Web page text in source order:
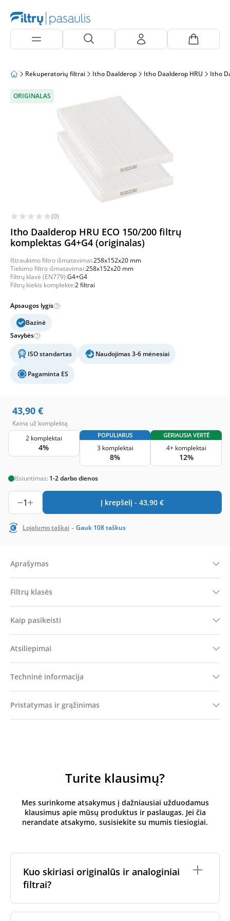
Rekuperatorių filtrai Itho Daalderop Itho Daalderop HRU Itho
ORIGINALAS
(0)
Itho Daalderop HRU ECO 150/200 filtrų
komplektas G4+G4 (originalas)
Ištraukimo filtro išmatavimai:258x152x20 mm
Tiekimo filtro išmatavimai:258x152x20 mm
Filtrų klasė (EN779):G4+G4
Filtrų kiekis komplekte:2 filtrai
Apsaugos lygis
Bazinė
Savybės
ISO standartas Naudojimas 3-6 mėnesiai
Pagaminta ES
43,90 €
Kaina už komplektą
2 komplektai
4%
POPULIARUS
3 komplektai
8%
GERIAUSIA VERTĖ
4+ komplektai
12%
Išsiuntimas: 1-2 darbo dienos
1 Į krepšelį - 43,90 €
Lojalumo taškai - Gauk 108taškus
Aprašymas
Filtrų klasės
Kaip pasikeisti
Atsiliepimai
Techninė informacija
Pristatymas ir grąžinimas
Turite klausimų?
Mes surinkome atsakymus į dažniausiai užduodamus
klausimus apie mūsų produktus ir paslaugas. Jei čia
nerandate atsakymo, susisiekite su mumis tiesiogiai.
Kuo skiriasi originalūs ir analoginiai
filtrai?